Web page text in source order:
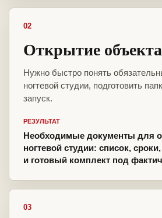
02
Открытие объекта
Нужно быстро понять
ногтевой студии, подготовить
запуск.
РЕЗУЛЬТАТ
Необходимые документы для
ногтевой студии: список,
и готовый комплект под
03